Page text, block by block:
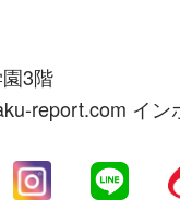
3階
report.com イン